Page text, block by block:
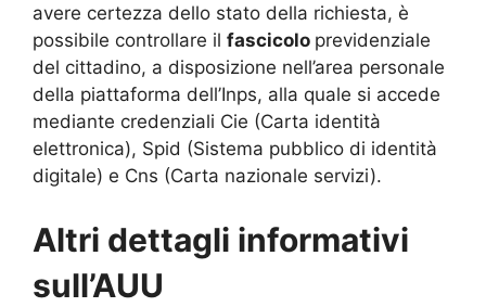
avere certezza dello stato della richiesta, è
possibile controllare il fascicolo previdenziale
del cittadino, a disposizione nell’area personale
della piattaforma dell’Inps, alla quale si accede
mediante credenziali Cie (Carta identità
elettronica), Spid (Sistema pubblico di identità
digitale) e Cns (Carta nazionale servizi).
Altri dettagli informativi
sull’AUU